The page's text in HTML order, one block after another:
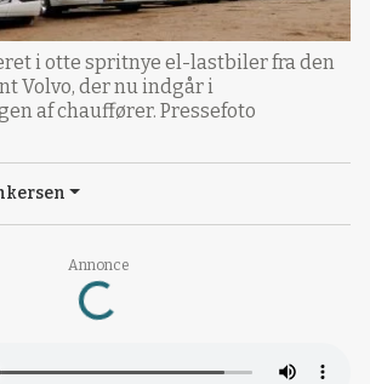
Annonce
Loading...
i otte spritnye el-lastbiler fra den
Volvo, der nu indgår i
af chauffører. Pressefoto